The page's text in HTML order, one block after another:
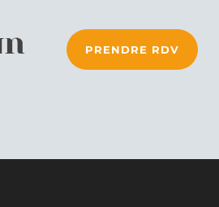
PRENDRE RDV